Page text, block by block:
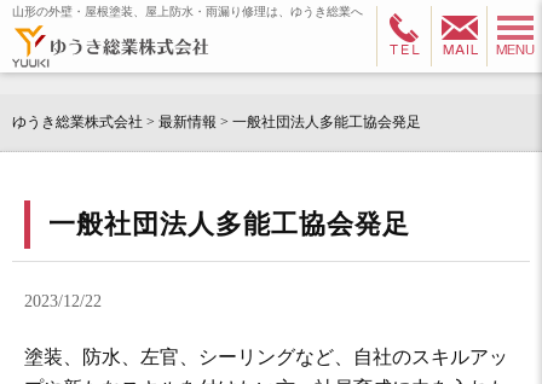
山形の外壁・屋根塗装、屋上防水・雨漏り修理は、ゆうき総業へ
ゆうき総業株式会社 > 最新情報 > 一般社団法人多能工協会発足
一般社団法人多能工協会発足
2023/12/22
塗装、防水、左官、シーリングなど、自社のスキルアッ